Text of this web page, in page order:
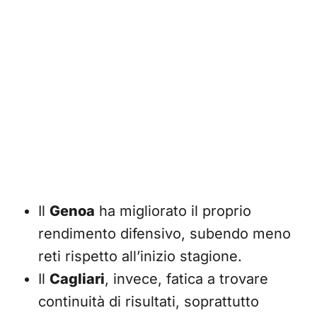
Il Genoa ha migliorato il proprio
rendimento difensivo, subendo meno
reti rispetto all’inizio stagione.
Il Cagliari, invece, fatica a trovare
continuità di risultati, soprattutto